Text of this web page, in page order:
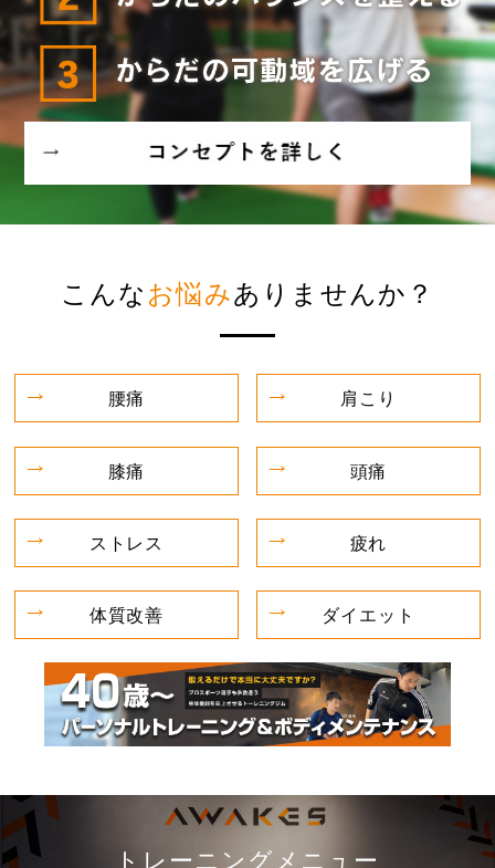
こんな お悩みありませんか？
腰痛 肩こり
膝痛 頭痛
ストレス 疲れ
体質改善 ダイエット
トレーニングメニュー